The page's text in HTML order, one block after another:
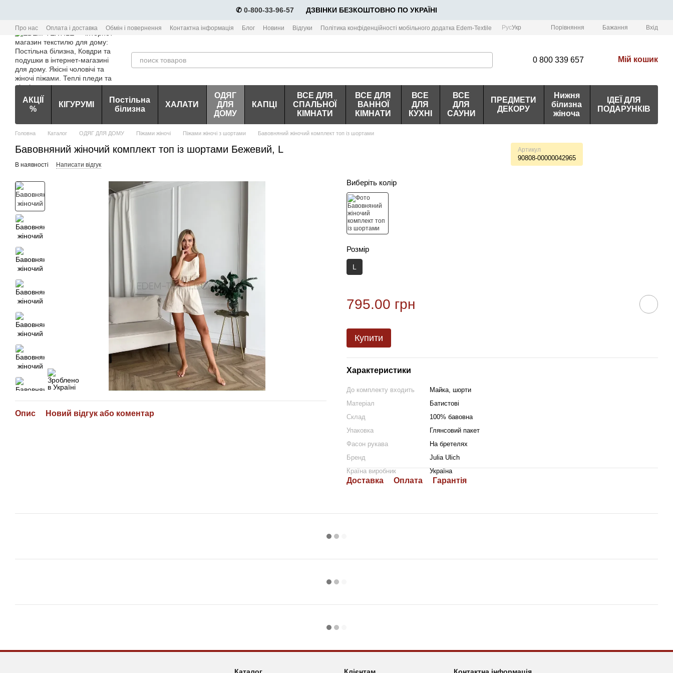
✆ 0-800-33-96-57 ⠀⠀ДЗВІНКИ БЕЗКОШТОВНО ПО УКРАЇНІ
Про нас Оплата і доставка Обмін і повернення Контактна інформація Блог Новини Відгуки Політика конфіденційності мобільного додатка Edem-Textile РусУкр Порівняння Бажання Вхід
0 800 339 657 Мій кошик
АКЦІЇ
%
КІГУРУМІ
Постільна
білизна
ХАЛАТИ
ОДЯГ
ДЛЯ
ДОМУ
КАПЦІ
ВСЕ ДЛЯ
СПАЛЬНОЇ
КІМНАТИ
ВСЕ ДЛЯ
ВАННОЇ
КІМНАТИ
ВСЕ
ДЛЯ
КУХНІ
ВСЕ
ДЛЯ
САУНИ
ПРЕДМЕТИ
ДЕКОРУ
Нижня
білизна
жіноча
ІДЕЇ ДЛЯ
ПОДАРУНКІВ
Головна Каталог ОДЯГ ДЛЯ ДОМУ Піжами жіночі Піжами жіночі з шортами Бавовняний жіночий комплект топ із шортами
Бавовняний жіночий комплект топ із шортами Бежевий, L Артикул
90808-00000042965
В наявності Написати відгук
Опис Новий відгук або коментар
Виберіть колір
Розмір
L
795.00 грн
Купити
Характеристики
До комплекту входить
Майка, шорти
Матеріал
Батистові
Склад
100% бавовна
Упаковка
Глянсовий пакет
Фасон рукава
На бретелях
Бренд
Julia Ulich
Країна виробник
Україна
Доставка Оплата Гарантія